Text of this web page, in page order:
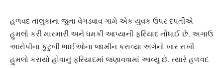
હળવદ તાલુકાના જુના વેગડવાવ ગામે એક યુવક ઉપર દંપતીએ
હુમલો કરી મારમારી અને ધમકી આપ્યાની ફરિયાદ નોંધાઈ છે. અગાઉ
આરોપીના કુટુંબી ભાઈઓના જામીન કરાવ્યા અંગેનો ખાર રાખી
હુમલો કરાયો હોવાનું ફરિયાદમાં જણાવવામાં આવ્યું છે. ત્યારે હળવદ